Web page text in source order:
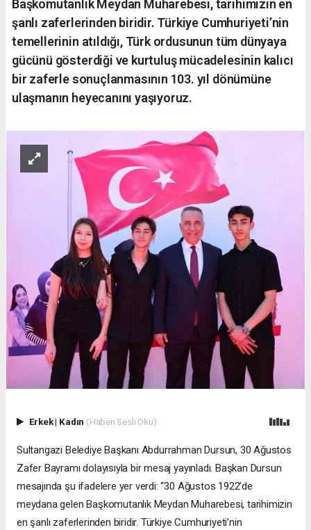
Başkomutanlık Meydan Muharebesi, tarihimizin en
şanlı zaferlerinden biridir. Türkiye Cumhuriyeti’nin
temellerinin atıldığı, Türk ordusunun tüm dünyaya
gücünü gösterdiği ve kurtuluş mücadelesinin kalıcı
bir zaferle sonuçlanmasının 103. yıl dönümüne
ulaşmanın heyecanını yaşıyoruz.
Erkek| Kadın (Haberi Sesli Oku)
Sultangazi Belediye Başkanı Abdurrahman Dursun, 30 Ağustos
Zafer Bayramı dolayısıyla bir mesaj yayınladı. Başkan Dursun
mesajında şu ifadelere yer verdi: “30 Ağustos 1922’de
meydana gelen Başkomutanlık Meydan Muharebesi, tarihimizin
en şanlı zaferlerinden biridir. Türkiye Cumhuriyeti’nin